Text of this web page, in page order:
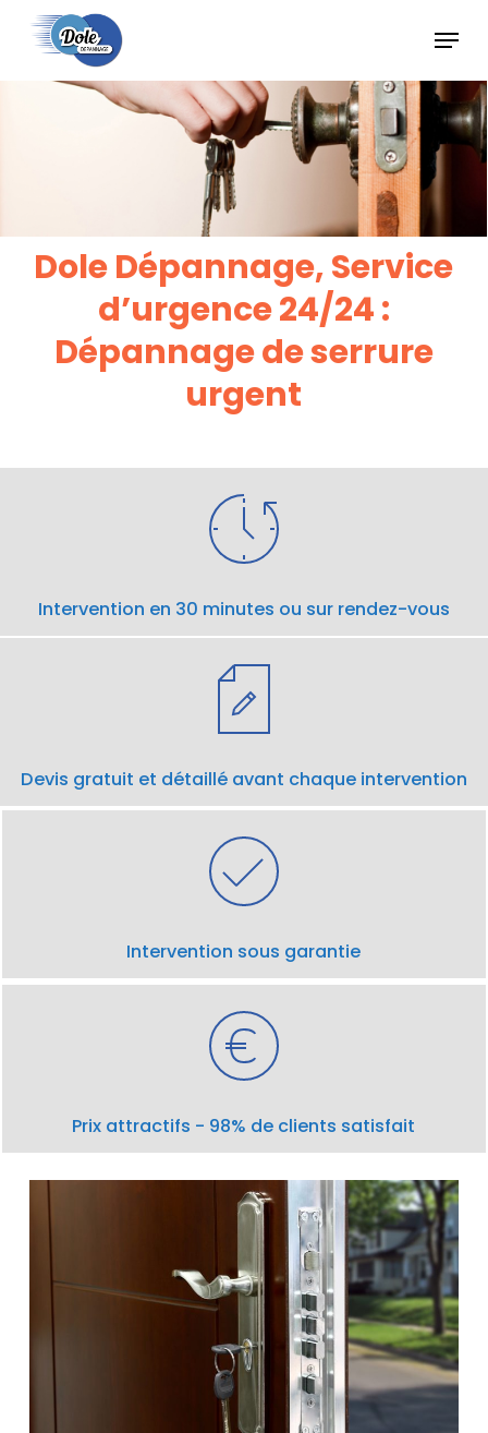
main
Menu
Dole Dépannage, Service
d’urgence 24/24 :
Dépannage de serrure
urgent
Intervention en 30 minutes ou sur rendez-vous
Devis gratuit et détaillé avant chaque intervention
Intervention sous garantie
Prix attractifs - 98% de clients satisfait